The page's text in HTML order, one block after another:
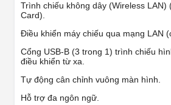
Trình chiếu không dây (Wireless LAN)
Card).
Điều khiển máy chiếu qua mạng LAN
Cổng USB-B (3 trong 1) trình chiếu
điều khiển từ xa.
Tự động cân chỉnh vuông màn hình.
Hỗ trợ đa ngôn ngữ.